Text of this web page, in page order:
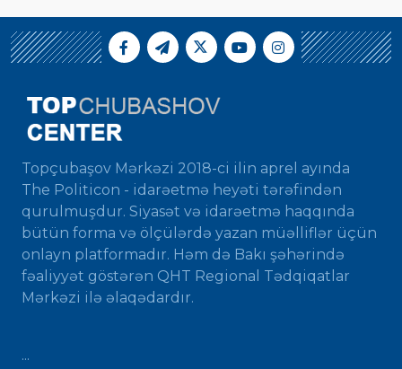
Topçubaşov Mərkəzi 2018-ci ilin aprel ayında
The Politicon - idarəetmə heyəti tərəfindən
qurulmuşdur. Siyasət və idarəetmə haqqında
bütün forma və ölçülərdə yazan müəlliflər üçün
onlayn platformadır. Həm də Bakı şəhərində
fəaliyyət göstərən QHT Regional Tədqiqatlar
Mərkəzi ilə əlaqədardır.
...